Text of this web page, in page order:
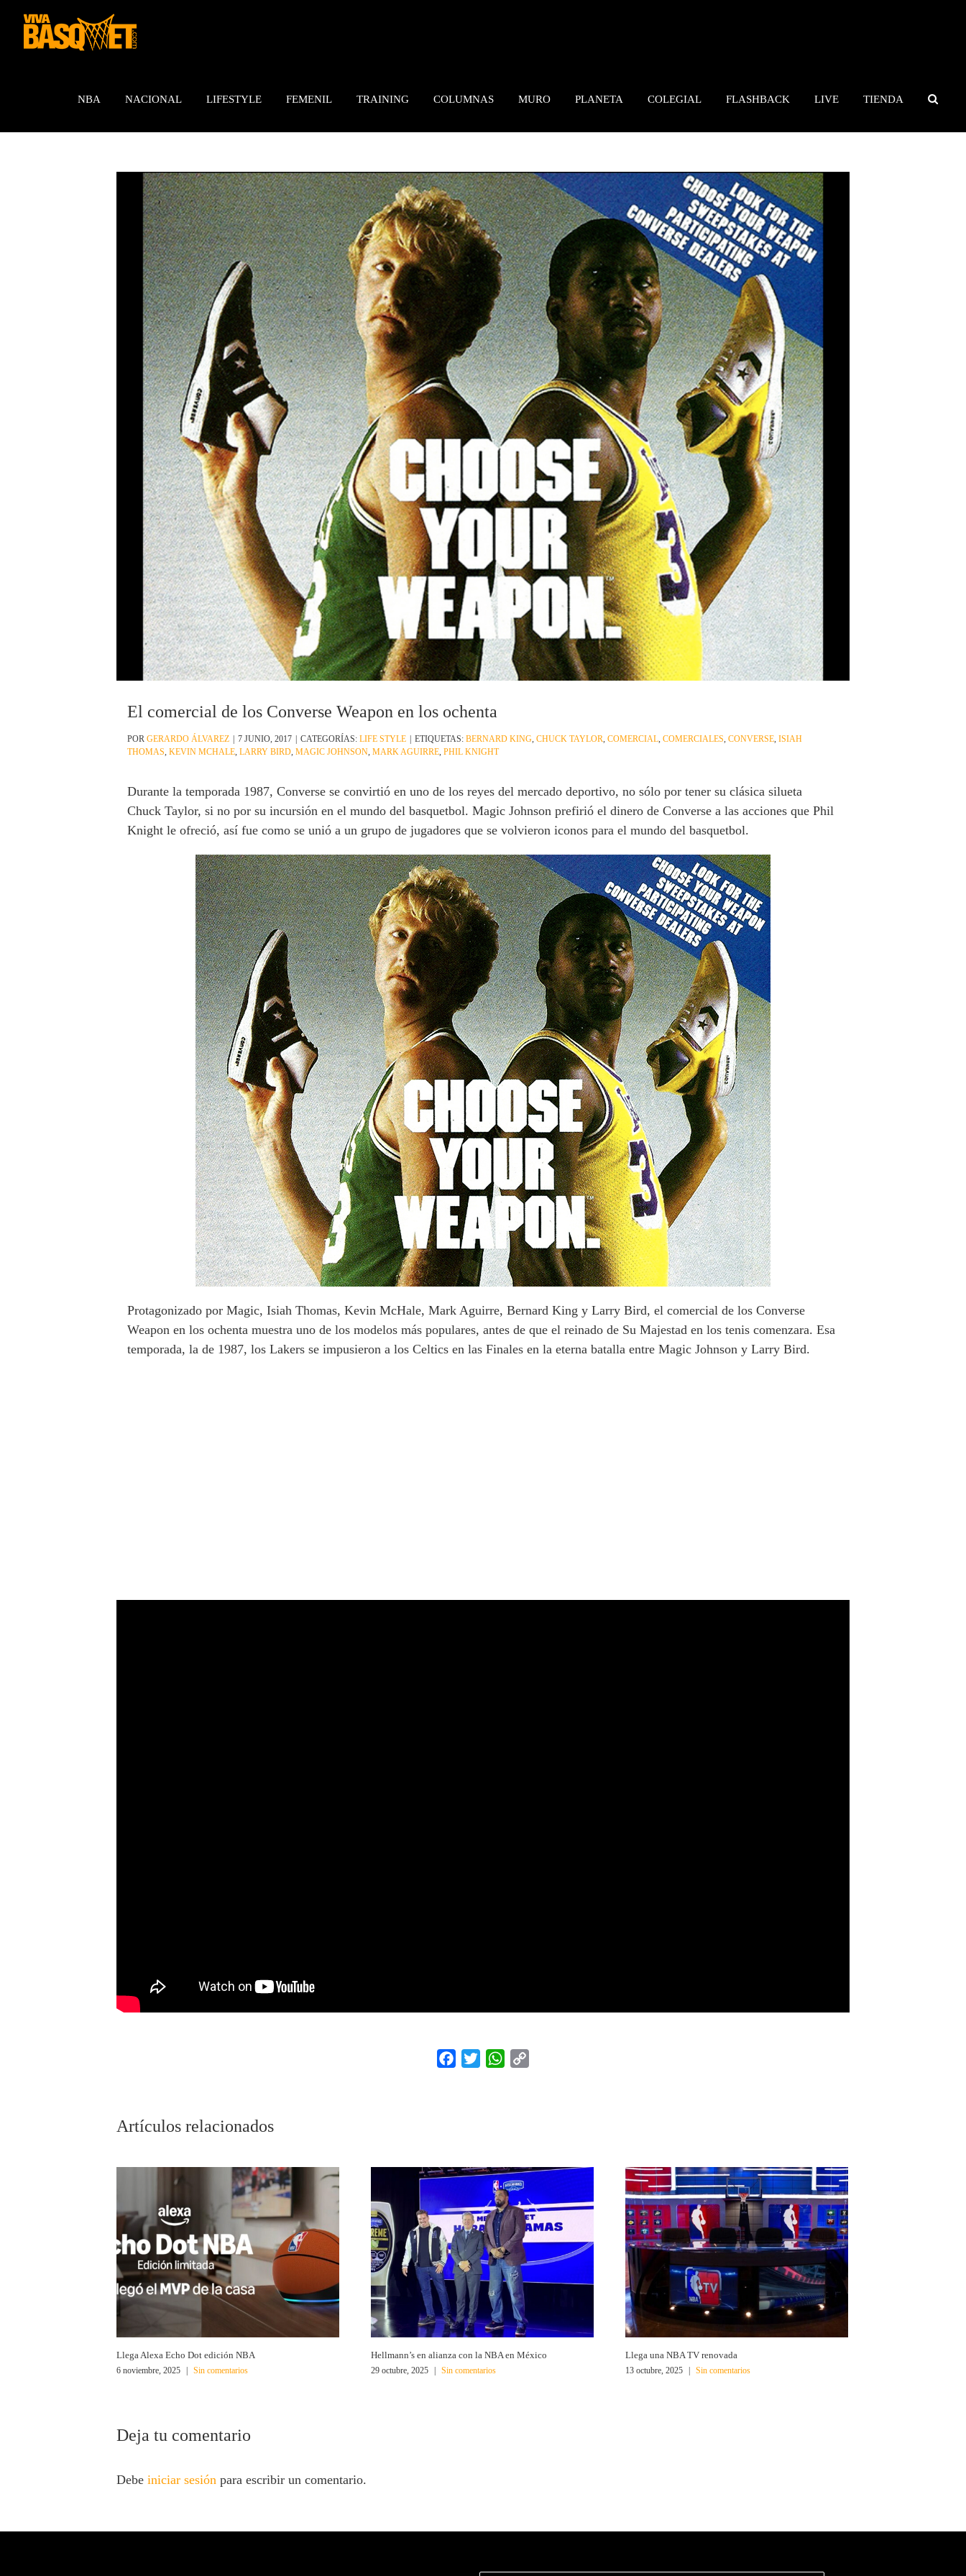
contenido
NBA NACIONAL LIFESTYLE FEMENIL TRAINING COLUMNAS MURO PLANETA COLEGIAL FLASHBACK LIVE TIENDA
El comercial de los Converse Weapon en los ochenta
POR GERARDO ÁLVAREZ 7 JUNIO, 2017 CATEGORÍAS: LIFE STYLE ETIQUETAS: BERNARD KING, CHUCK TAYLOR, COMERCIAL, COMERCIALES, CONVERSE, ISIAH
THOMAS, KEVIN MCHALE, LARRY BIRD, MAGIC JOHNSON, MARK AGUIRRE, PHIL KNIGHT
Durante la temporada 1987, Converse se convirtió en uno de los reyes del mercado deportivo, no sólo por tener su clásica silueta
Chuck Taylor, si no por su incursión en el mundo del basquetbol. Magic Johnson prefirió el dinero de Converse a las acciones que Phil
Knight le ofreció, así fue como se unió a un grupo de jugadores que se volvieron iconos para el mundo del basquetbol.
Protagonizado por Magic, Isiah Thomas, Kevin McHale, Mark Aguirre, Bernard King y Larry Bird, el comercial de los Converse
Weapon en los ochenta muestra uno de los modelos más populares, antes de que el reinado de Su Majestad en los tenis comenzara. Esa
temporada, la de 1987, los Lakers se impusieron a los Celtics en las Finales en la eterna batalla entre Magic Johnson y Larry Bird.
Facebook
Twitter WhatsApp
Artículos relacionados
Llega Alexa Echo Dot edición NBA
6 noviembre, 2025 Sin comentarios
Hellmann’s en alianza con la NBA en México
29 octubre, 2025 Sin comentarios
Llega una NBA TV renovada
13 octubre, 2025 Sin comentarios
Deja tu comentario
Debe iniciar sesión para escribir un comentario.